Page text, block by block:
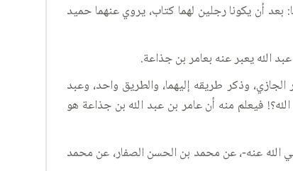
أن يكونا رجلين لهما كتاب، يروي عنهما حميد
الله يعبر عنه بعامر بن جذاعة.
وذكر طريقه إليهما، والطريق واحد، وعبد
فيعلم منه أن عامر بن عبد الله بن جذاعة هو
عنه-، عن محمد بن الحسن الصفار، عن محمد